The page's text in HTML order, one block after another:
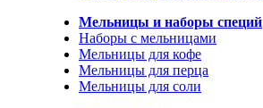
Мельницы и наборы специй
Наборы с мельницами
Мельницы для кофе
Мельницы для перца
Мельницы для соли